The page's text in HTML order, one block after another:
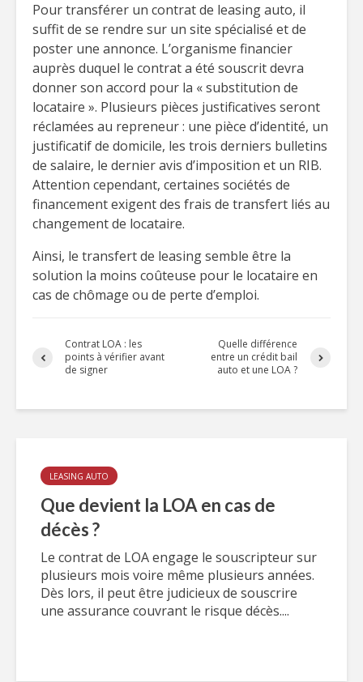
Pour transférer un contrat de leasing auto, il
suffit de se rendre sur un site spécialisé et de
poster une annonce. L’organisme financier
auprès duquel le contrat a été souscrit devra
donner son accord pour la « substitution de
locataire ». Plusieurs pièces justificatives seront
réclamées au repreneur : une pièce d’identité, un
justificatif de domicile, les trois derniers bulletins
de salaire, le dernier avis d’imposition et un RIB.
Attention cependant, certaines sociétés de
financement exigent des frais de transfert liés au
changement de locataire.
Ainsi, le transfert de leasing semble être la
solution la moins coûteuse pour le locataire en
cas de chômage ou de perte d’emploi.
Contrat LOA : les
points à vérifier avant
de signer
Quelle différence
entre un crédit bail
auto et une LOA ?
LEASING AUTO
Que devient la LOA en cas de
décès ?
Le contrat de LOA engage le souscripteur sur
plusieurs mois voire même plusieurs années.
Dès lors, il peut être judicieux de souscrire
une assurance couvrant le risque décès....